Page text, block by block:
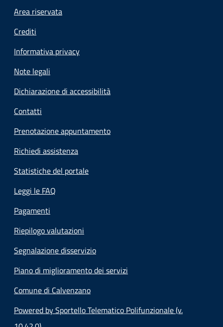
Footer menu
Area riservata
Crediti
Informativa privacy
Note legali
Dichiarazione di accessibilità
Contatti
Prenotazione appuntamento
Richiedi assistenza
Statistiche del portale
Leggi le FAQ
Pagamenti
Riepilogo valutazioni
Segnalazione disservizio
Piano di miglioramento dei servizi
Comune di Calvenzano
Powered by Sportello Telematico Polifunzionale (v.